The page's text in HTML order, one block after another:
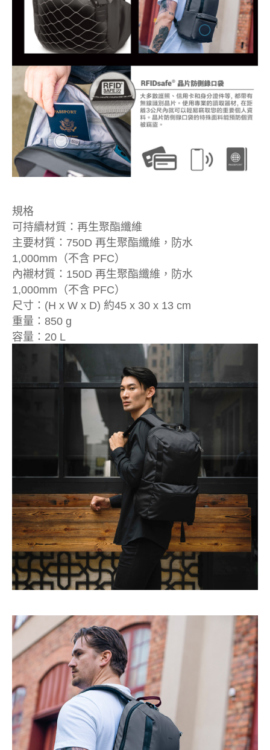
規格
可持續材質：再生聚酯纖維
主要材質：750D 再生聚酯纖維，防水
1,000mm（不含 PFC）
內襯材質：150D 再生聚酯纖維，防水
1,000mm（不含 PFC）
尺寸：(H x W x D) 約45 x 30 x 13 cm
重量：850 g
容量：20 L